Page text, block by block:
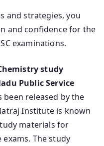
and strategies, you
and confidence for the
examinations.
study
Public Service
released by the
Institute is known
materials for
The study